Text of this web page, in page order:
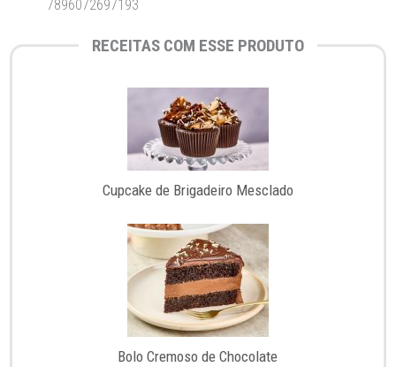
7896072697193
RECEITAS COM ESSE PRODUTO
Cupcake de Brigadeiro Mesclado
Bolo Cremoso de Chocolate